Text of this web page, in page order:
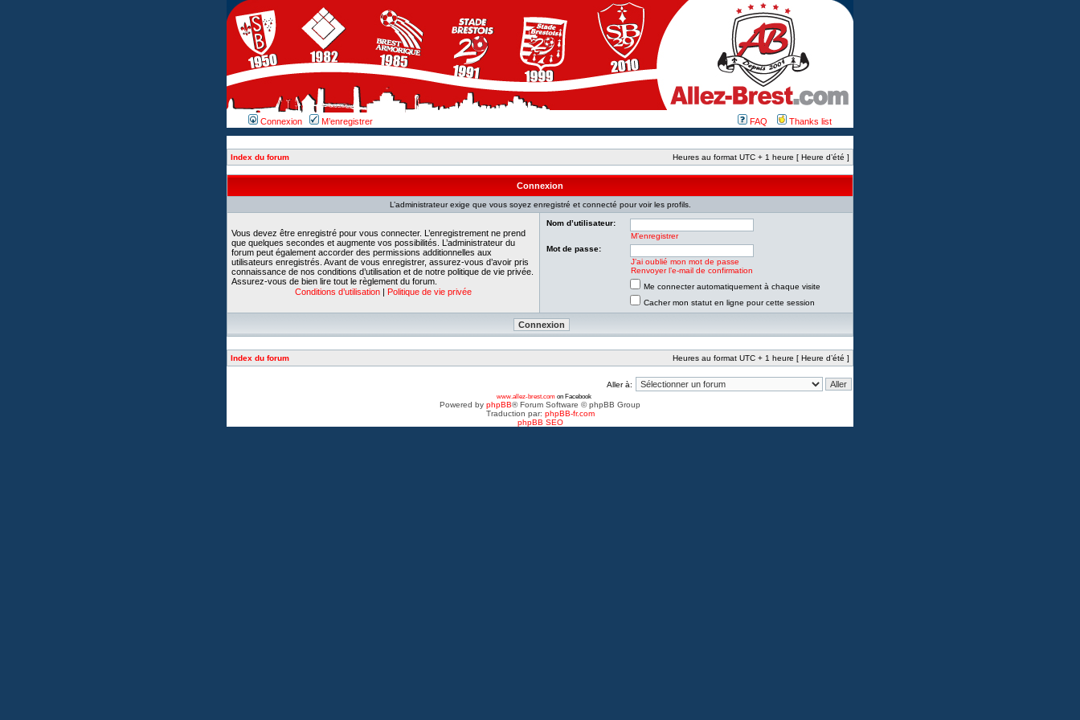
Connexion M’enregistrer FAQ Thanks list
Index du forum Heures au format UTC + 1 heure [ Heure d’été ]
Connexion
L’administrateur exige que vous soyez enregistré et connecté pour voir les profils.
Vous devez être enregistré pour vous connecter. L’enregistrement ne prend
que quelques secondes et augmente vos possibilités. L’administrateur du
forum peut également accorder des permissions additionnelles aux
utilisateurs enregistrés. Avant de vous enregistrer, assurez-vous d’avoir pris
connaissance de nos conditions d’utilisation et de notre politique de vie privée.
Assurez-vous de bien lire tout le règlement du forum.
Conditions d’utilisation | Politique de vie privée
Nom d’utilisateur:
M’enregistrer
Mot de passe:
J’ai oublié mon mot de passe
Renvoyer l’e-mail de confirmation
Me connecter automatiquement à chaque visite
Cacher mon statut en ligne pour cette session
Index du forum Heures au format UTC + 1 heure [ Heure d’été ]
Aller à:
www.allez-brest.com on Facebook
Powered by phpBB® Forum Software © phpBB Group
Traduction par: phpBB-fr.com
phpBB SEO